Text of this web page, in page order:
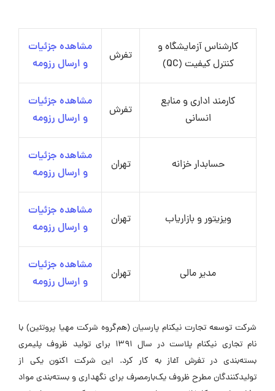
کارشناس آزمایشگاه و
کنترل کیفیت (QC)
تفرش
مشاهده جزئیات
و ارسال رزومه
کارمند اداری و منابع
انسانی
تفرش
مشاهده جزئیات
و ارسال رزومه
حسابدار خزانه تهران
مشاهده جزئیات
و ارسال رزومه
ویزیتور و بازاریاب تهران
مشاهده جزئیات
و ارسال رزومه
مدیر مالی تهران
مشاهده جزئیات
و ارسال رزومه
شرکت توسعه تجارت نیکنام پارسیان (هم‌گروه شرکت مهیا پروتئین) با
نام تجاری نیکنام پلاست در سال ۱۳۹۱ برای تولید ظروف پلیمری
بسته‌بندی در تفرش آغاز به کار کرد. این شرکت اکنون یکی از
تولیدکنندگان مطرح ظروف یک‌بارمصرف برای نگهداری و بسته‌بندی مواد